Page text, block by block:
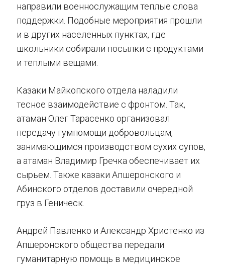
направили военнослужащим теплые слова
поддержки. Подобные мероприятия прошли
и в других населенных пунктах, где
школьники собирали посылки с продуктами
и теплыми вещами.
Казаки Майкопского отдела наладили
тесное взаимодействие с фронтом. Так,
атаман Олег Тарасенко организовал
передачу гумпомощи добровольцам,
занимающимся производством сухих супов,
а атаман Владимир Гречка обеспечивает их
сырьем. Также казаки Апшеронского и
Абинского отделов доставили очередной
груз в Геническ.
Андрей Павленко и Александр Христенко из
Апшеронского общества передали
гуманитарную помощь в медицинское